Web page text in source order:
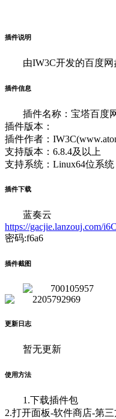
插件说明
由IW3C开发的百度
插件信息
插件名称：宝塔百度
插件版本：
插件作者：
支持版本：6.8.4及以上
支持系统：Linux64位系统
插件下载
蓝奏云
https://gacjie.lanzouj.com/
密码:f6a6
插件截图
更新日志
暂无更新
使用方法
1.下载插件包
2.打开面板-软件商店-第三